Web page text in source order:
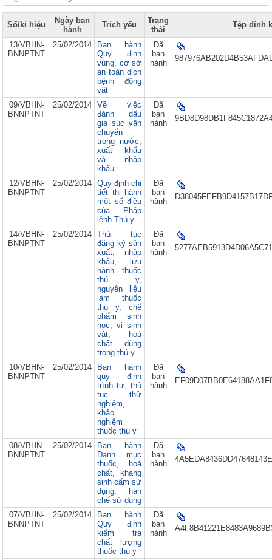
Số/kí hiệu
Ngày ban
hành
Trích yếu
Trạng
thái
Tệp đính
13/VBHN-
BNNPTNT
25/02/2014
Ban hành
Quy định
vùng, cơ sở
an toàn dịch
bệnh động
vật
Đã
ban
hành
09/VBHN-
BNNPTNT
25/02/2014
Về việc
đánh dấu
gia súc vận
chuyển
trong nước,
xuất khẩu
và nhập
khẩu
Đã
ban
hành
12/VBHN-
BNNPTNT
25/02/2014
Quy định chi
tiết thi hành
một số điều
của Pháp
lệnh Thú y
Đã
ban
hành
14/VBHN-
BNNPTNT
25/02/2014
Thủ tục
đăng ký sản
xuất, nhập
khẩu, lưu
hành thuốc
thú y,
nguyên liệu
làm thuốc
thú y, chế
phẩm sinh
học, vi sinh
vật, hoá
chất dùng
trong thú y
Đã
ban
hành
10/VBHN-
BNNPTNT
25/02/2014
Ban hành
quy định
trình tự, thủ
tục thử
nghiệm,
khảo
nghiệm
thuốc thú y
Đã
ban
hành
08/VBHN-
BNNPTNT
25/02/2014
Ban hành
Danh mục
thuốc, hoá
chất, kháng
sinh cấm sử
dụng, hạn
chế sử dụng
Đã
ban
hành
07/VBHN-
BNNPTNT
25/02/2014
Ban hành
Quy định
kiểm tra
chất lượng
thuốc thú y
Đã
ban
hành